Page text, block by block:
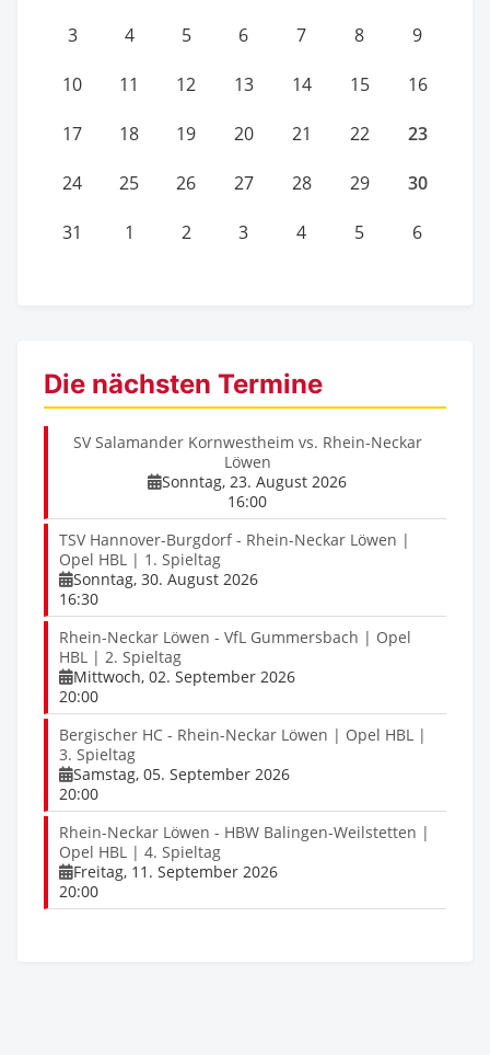
3 4 5 6 7 8 9
10 11 12 13 14 15 16
17 18 19 20 21 22 23
24 25 26 27 28 29 30
31 1 2 3 4 5 6
Die nächsten Termine
SV Salamander Kornwestheim vs. Rhein-Neckar
Löwen
Sonntag, 23. August 2026
16:00
TSV Hannover-Burgdorf - Rhein-Neckar Löwen |
Opel HBL | 1. Spieltag
Sonntag, 30. August 2026
16:30
Rhein-Neckar Löwen - VfL Gummersbach | Opel
HBL | 2. Spieltag
Mittwoch, 02. September 2026
20:00
Bergischer HC - Rhein-Neckar Löwen | Opel HBL |
3. Spieltag
Samstag, 05. September 2026
20:00
Rhein-Neckar Löwen - HBW Balingen-Weilstetten |
Opel HBL | 4. Spieltag
Freitag, 11. September 2026
20:00